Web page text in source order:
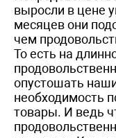
выросли в цене
месяцев они
чем
То есть на
опустошать
необходимость
товары. И ведь